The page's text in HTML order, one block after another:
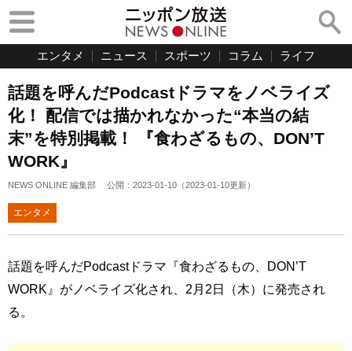
エンタメ ニュース スポーツ コラム ライフ
話題を呼んだPodcastドラマをノベライズ
化！ 配信では描かれなかった“本当の結
末”を特別掲載！ 『食わざるもの、DON’T
WORK』
NEWS ONLINE 編集部 公開： 2023-01-10 （2023-01-10更新）
エンタメ
話題を呼んだPodcastドラマ『食わざるもの、DON’T
WORK』がノベライズ化され、2月2日（木）に発売され
る。